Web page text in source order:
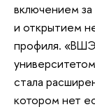
включением
и открытием
профиля.
стала
котором нет